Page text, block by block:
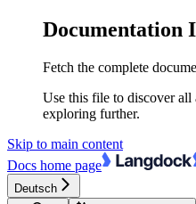
Documentation
Fetch the complete
Use this file to discover all
exploring further.
Skip to main content
Docs home page
Deutsch